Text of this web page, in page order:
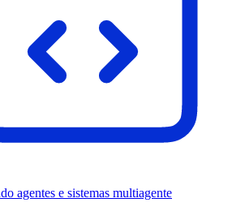
agentes e sistemas multiagente